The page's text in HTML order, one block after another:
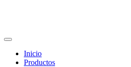
Inicio
Productos